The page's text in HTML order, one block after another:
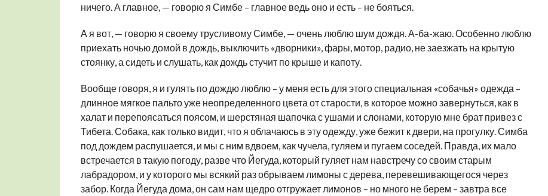
ничего. А главное, — говорю я Симбе – главное ведь оно и есть – не бояться.
А я вот, — говорю я своему трусливому Симбе, — очень люблю шум дождя. А-ба-жаю. Особенно люблю
приехать ночью домой в дождь, выключить «дворники», фары, мотор, радио, не заезжать на крытую
стоянку, а сидеть и слушать, как дождь стучит по крыше и капоту.
Вообще говоря, я и гулять по дождю люблю – у меня есть для этого специальная «собачья» одежда –
длинное мягкое пальто уже неопределенного цвета от старости, в которое можно завернуться, как в
халат и перепоясаться поясом, и шерстяная шапочка с ушами и слонами, которую мне брат привез с
Тибета. Собака, как только видит, что я облачаюсь в эту одежду, уже бежит к двери, на прогулку. Симба
под дождем распушается, и мы с ним вдвоем, как чучела, гуляем и пугаем соседей. Правда, их мало
встречается в такую погоду, разве что Йегуда, который гуляет нам навстречу со своим старым
лабрадором, и у которого мы всякий раз обрываем лимоны с дерева, перевешивающегося через
забор. Когда Йегуда дома, он сам нам щедро отгружает лимонов – но много не берем – завтра все